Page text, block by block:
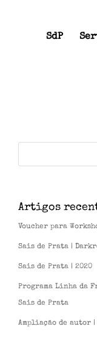
SdP
Artigos
Voucher para
Sais de Prata |
Sais de Prata | 2020
Programa Linha da
Sais de Prata
Ampliação de autor |